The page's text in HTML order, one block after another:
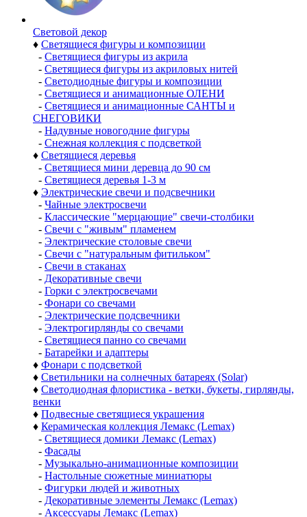
Световой декор
♦ Светящиеся фигуры и композиции
- Светящиеся фигуры из акрила
- Светящиеся фигуры из акриловых нитей
- Светодиодные фигуры и композиции
- Светящиеся и анимационные ОЛЕНИ
- Светящиеся и анимационные САНТЫ и
СНЕГОВИКИ
- Надувные новогодние фигуры
- Снежная коллекция с подсветкой
♦ Светящиеся деревья
- Светящиеся мини деревца до 90 см
- Светящиеся деревья 1-3 м
♦ Электрические свечи и подсвечники
- Чайные электросвечи
- Классические "мерцающие" свечи-столбики
- Свечи с "живым" пламенем
- Электрические столовые свечи
- Свечи с "натуральным фитильком"
- Свечи в стаканах
- Декоративные свечи
- Горки с электросвечами
- Фонари со свечами
- Электрические подсвечники
- Электрогирлянды со свечами
- Светящиеся панно со свечами
- Батарейки и адаптеры
♦ Фонари с подсветкой
♦ Светильники на солнечных батареях (Solar)
♦ Светодиодная флористика - ветки, букеты, гирлянды,
венки
♦ Подвесные светящиеся украшения
♦ Керамическая коллекция Лемакс (Lemax)
- Светящиеся домики Лемакс (Lemax)
- Фасады
- Музыкально-анимационные композиции
- Настольные сюжетные миниатюры
- Фигурки людей и животных
- Декоративные элементы Лемакс (Lemax)
- Аксессуары Лемакс (Lemax)